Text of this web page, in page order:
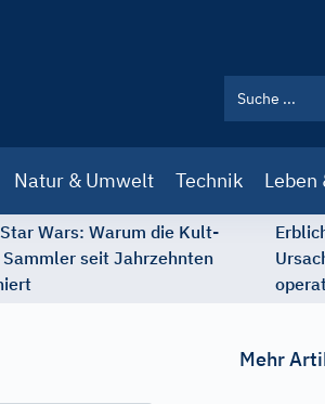
Natur & Umwelt Technik Leben
Wars: Warum die Kult-
Sammler seit Jahrzehnten
Mehr